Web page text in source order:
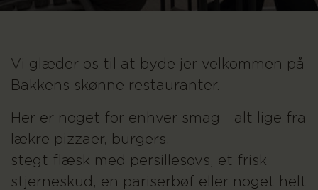
Vi glæder os til at byde jer velkommen på
Bakkens skønne restauranter.
Her er noget for enhver smag - alt lige fra
lækre pizzaer, burgers,
stegt flæsk med persillesovs, et frisk
stjerneskud, en pariserbøf eller noget helt